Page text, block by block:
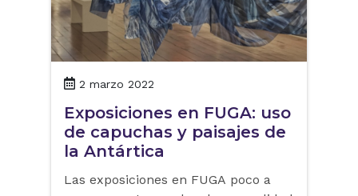
2 marzo 2022
Exposiciones en FUGA: uso
de capuchas y paisajes de
la Antártica
Las exposiciones en FUGA poco a